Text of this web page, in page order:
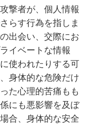
撃者が、個人情報
らす行為を指しま
出会い、交際にお
イベートな情報
使われたりする可
身体的な危険だけ
た心理的苦痛もも
にも悪影響を及ぼ
合、身体的な安全